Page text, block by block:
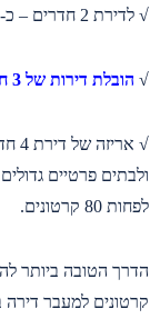
√ לדירת 2 חדרים – כ-35 קרטונים.
√ הובלת דירות של 3 חדרים
ולבתים פרטיים
לפחות 80 קרטונים.
הדרך הטובה ביותר
קרטונים למעבר דירה